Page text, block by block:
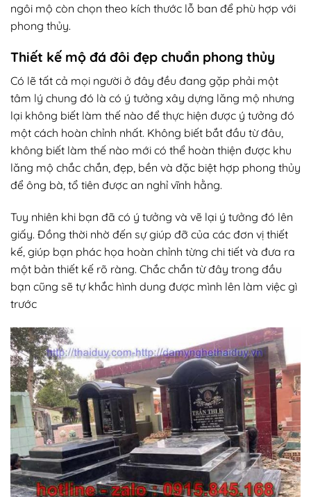
ngôi mộ còn chọn theo kích thước lỗ ban để phù hợp với
phong thủy.
Thiết kế mộ đá đôi đẹp chuẩn phong thủy
Có lẽ tất cả mọi người ở đây đều đang gặp phải một
tâm lý chung đó là có ý tưởng xây dựng lăng mộ nhưng
lại không biết làm thế nào để thực hiện được ý tưởng đó
một cách hoàn chỉnh nhất. Không biết bắt đầu từ đâu,
không biết làm thế nào mới có thể hoàn thiện được khu
lăng mộ chắc chắn, đẹp, bền và đặc biệt hợp phong thủy
để ông bà, tổ tiên được an nghỉ vĩnh hằng.
Tuy nhiên khi bạn đã có ý tưởng và vẽ lại ý tưởng đó lên
giấy. Đồng thời nhờ đến sự giúp đỡ của các đơn vị thiết
kế, giúp bạn phác họa hoàn chỉnh từng chi tiết và đưa ra
một bản thiết kế rõ ràng. Chắc chắn từ đây trong đầu
bạn cũng sẽ tự khắc hình dung được mình lên làm việc gì
trước